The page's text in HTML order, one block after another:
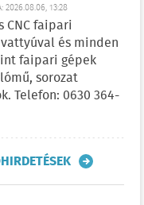
2026.08.06, 13:28
CNC faipari
és minden
faipari gépek
sorozat
Telefon: 0630 364-